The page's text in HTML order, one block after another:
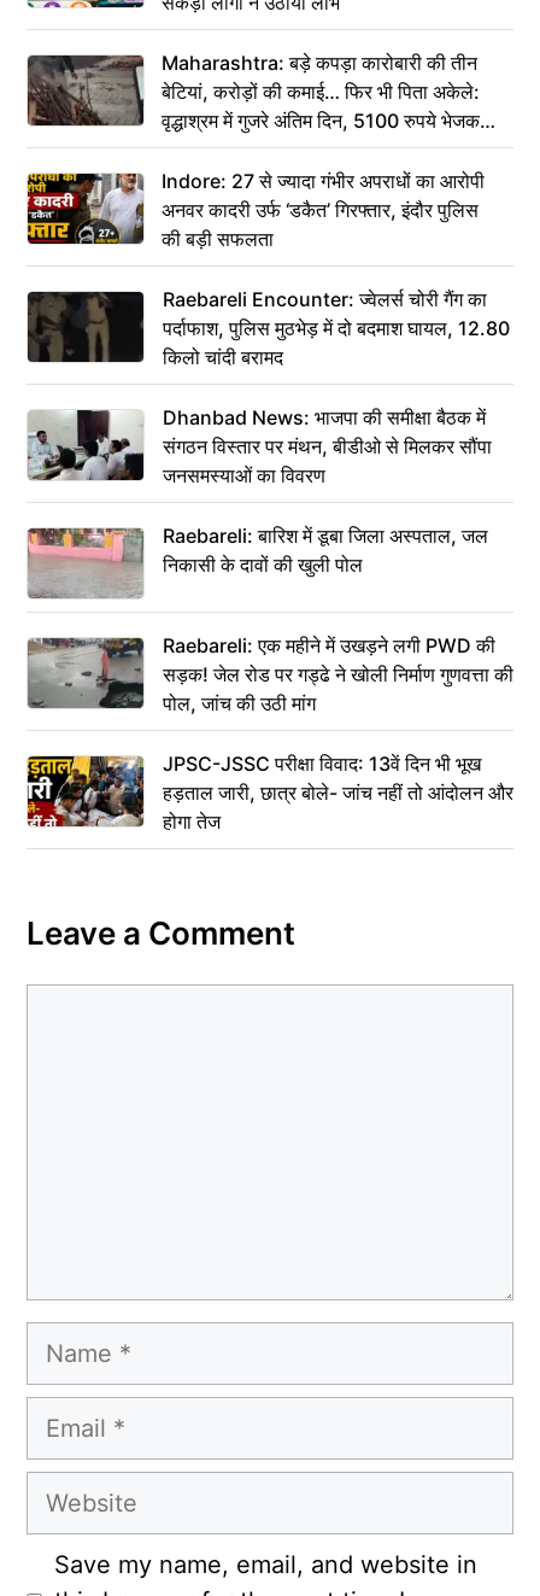
Maharashtra: बड़े कपड़ा कारोबारी की तीन
बेटियां, करोड़ों की कमाई… फिर भी पिता अकेले:
वृद्धाश्रम में गुजरे अंतिम दिन, 5100 रुपये भेजकर
कहा– अंतिम संस्कार कर दीजिए हम नहीं आ पाएंगे
Indore: 27 से ज्यादा गंभीर अपराधों का आरोपी
अनवर कादरी उर्फ ‘डकैत’ गिरफ्तार, इंदौर पुलिस
की बड़ी सफलता
Raebareli Encounter: ज्वेलर्स चोरी गैंग का
पर्दाफाश, पुलिस मुठभेड़ में दो बदमाश घायल, 12.80
किलो चांदी बरामद
Dhanbad News: भाजपा की समीक्षा बैठक में
संगठन विस्तार पर मंथन, बीडीओ से मिलकर सौंपा
जनसमस्याओं का विवरण
Raebareli: बारिश में डूबा जिला अस्पताल, जल
निकासी के दावों की खुली पोल
Raebareli: एक महीने में उखड़ने लगी PWD की
सड़क! जेल रोड पर गड्ढे ने खोली निर्माण गुणवत्ता की
पोल, जांच की उठी मांग
JPSC-JSSC परीक्षा विवाद: 13वें दिन भी भूख
हड़ताल जारी, छात्र बोले- जांच नहीं तो आंदोलन और
होगा तेज
Leave a Comment
Name
Email
Website
Save my name, email, and website in